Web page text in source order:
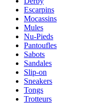
Escarpins
Mocassins
Mules
Nu-Pieds
Pantoufles
Sabots
Sandales
Slip-on
Sneakers
Tongs
Trotteurs